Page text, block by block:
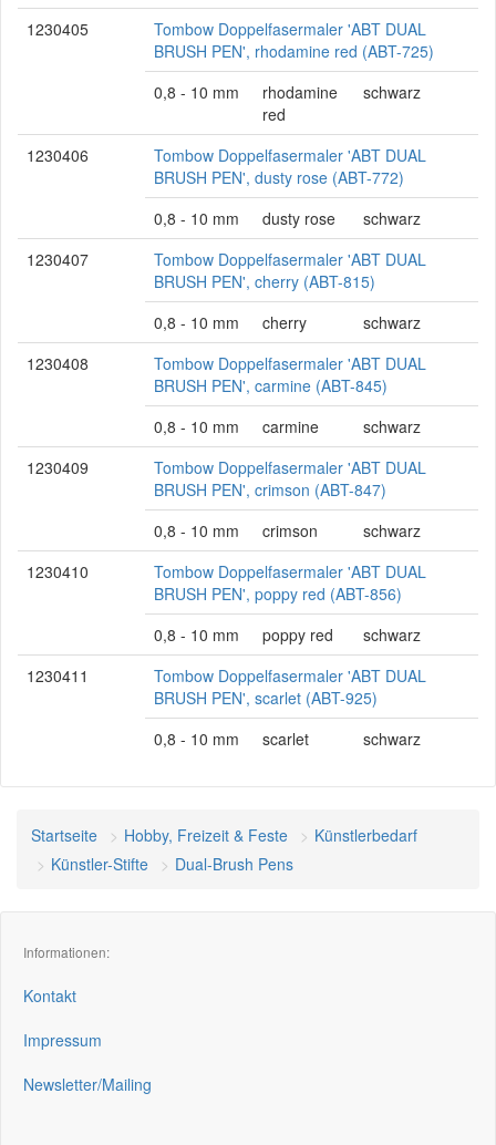
1230405
Tombow Doppelfasermaler 'ABT DUAL
BRUSH PEN', rhodamine red (ABT-725)
0,8 - 10 mm
rhodamine
red
schwarz
1230406
Tombow Doppelfasermaler 'ABT DUAL
BRUSH PEN', dusty rose (ABT-772)
0,8 - 10 mm
dusty rose
schwarz
1230407
Tombow Doppelfasermaler 'ABT DUAL
BRUSH PEN', cherry (ABT-815)
0,8 - 10 mm
cherry
schwarz
1230408
Tombow Doppelfasermaler 'ABT DUAL
BRUSH PEN', carmine (ABT-845)
0,8 - 10 mm
carmine
schwarz
1230409
Tombow Doppelfasermaler 'ABT DUAL
BRUSH PEN', crimson (ABT-847)
0,8 - 10 mm
crimson
schwarz
1230410
Tombow Doppelfasermaler 'ABT DUAL
BRUSH PEN', poppy red (ABT-856)
0,8 - 10 mm
poppy red
schwarz
1230411
Tombow Doppelfasermaler 'ABT DUAL
BRUSH PEN', scarlet (ABT-925)
0,8 - 10 mm
scarlet schwarz
Startseite Hobby, Freizeit & Feste
Künstlerbedarf
Künstler-Stifte
Dual-Brush Pens
Informationen:
Kontakt
Impressum
Newsletter/Mailing